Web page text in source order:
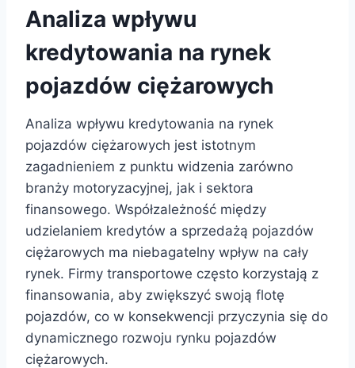
Analiza wpływu
kredytowania na rynek
pojazdów ciężarowych
Analiza wpływu kredytowania na rynek
pojazdów ciężarowych jest istotnym
zagadnieniem z punktu widzenia zarówno
branży motoryzacyjnej, jak i sektora
finansowego. Współzależność między
udzielaniem kredytów a sprzedażą pojazdów
ciężarowych ma niebagatelny wpływ na cały
rynek. Firmy transportowe często korzystają z
finansowania, aby zwiększyć swoją flotę
pojazdów, co w konsekwencji przyczynia się do
dynamicznego rozwoju rynku pojazdów
ciężarowych.